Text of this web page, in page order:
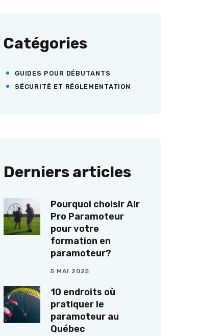
Catégories
GUIDES POUR DÉBUTANTS
SÉCURITÉ ET RÉGLEMENTATION
Derniers articles
Pourquoi choisir Air
Pro Paramoteur
pour votre
formation en
paramoteur?
5 MAI 2025
10 endroits où
pratiquer le
paramoteur au
Québec